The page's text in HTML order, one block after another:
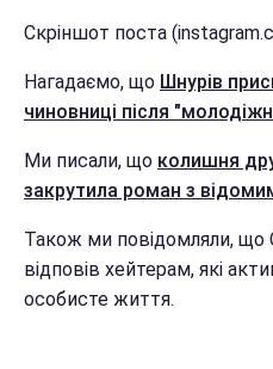
Скріншот поста
Нагадаємо, що Шнурів
чиновниці після
Ми писали, що колишня
закрутила роман з
Також ми повідомляли, що
відповів хейтерам, які
особисте життя.